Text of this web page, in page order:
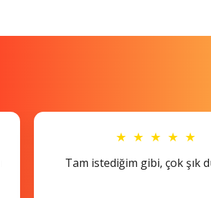
★ ★ ★ ★ ★
Tam istediğim gibi, çok şık